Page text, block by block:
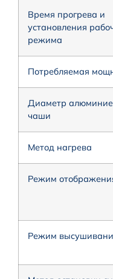
Время прогрева и
установления
режима
Потребляемая
Диаметр
чаши
Метод нагрева
Режим
Режим